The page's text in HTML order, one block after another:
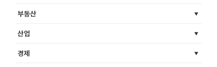
부동산
산업
경제